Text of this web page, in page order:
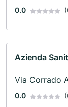
0.0
Azienda
Via Corrado
0.0